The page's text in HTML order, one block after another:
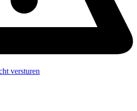
versturen